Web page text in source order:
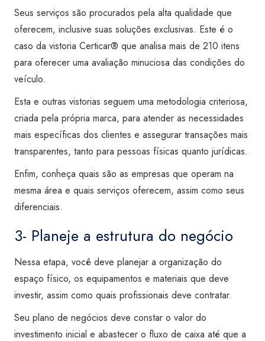
Seus serviços são procurados pela alta qualidade que
oferecem, inclusive suas soluções exclusivas. Este é o
caso da vistoria Certicar® que analisa mais de 210 itens
para oferecer uma avaliação minuciosa das condições do
veículo.
Esta e outras vistorias seguem uma metodologia criteriosa,
criada pela própria marca, para atender as necessidades
mais específicas dos clientes e assegurar transações mais
transparentes, tanto para pessoas físicas quanto jurídicas.
Enfim, conheça quais são as empresas que operam na
mesma área e quais serviços oferecem, assim como seus
diferenciais.
3- Planeje a estrutura do negócio
Nessa etapa, você deve planejar a organização do
espaço físico, os equipamentos e materiais que deve
investir, assim como quais profissionais deve contratar.
Seu plano de negócios deve constar o valor do
investimento inicial e abastecer o fluxo de caixa até que a